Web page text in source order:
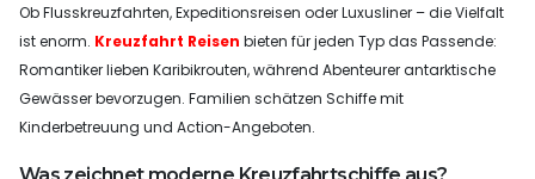
Ob Flusskreuzfahrten, Expeditionsreisen oder Luxusliner – die Vielfalt
ist enorm. Kreuzfahrt Reisen bieten für jeden Typ das Passende:
Romantiker lieben Karibikrouten, während Abenteurer antarktische
Gewässer bevorzugen. Familien schätzen Schiffe mit
Kinderbetreuung und Action-Angeboten.
Was zeichnet moderne Kreuzfahrtschiffe aus?